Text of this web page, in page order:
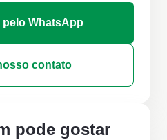
pelo WhatsApp
contato
pode gostar